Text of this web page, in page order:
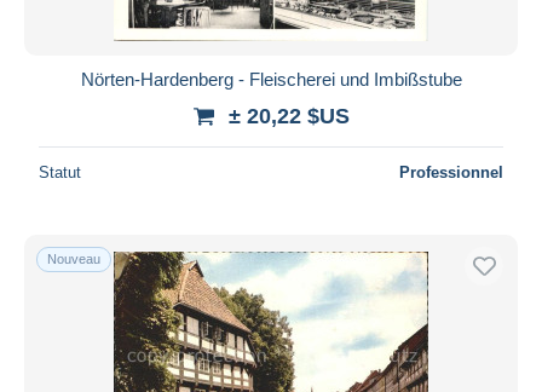
Nörten-Hardenberg - Fleischerei und Imbißstube
± 20,22 $US
Statut Professionnel
Nouveau